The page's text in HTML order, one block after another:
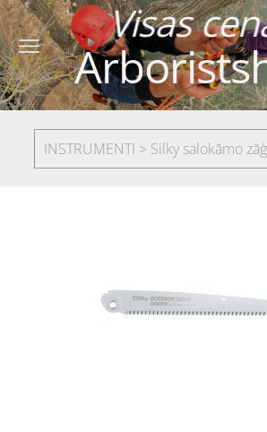
INSTRUMENTI > Silky salokāmo